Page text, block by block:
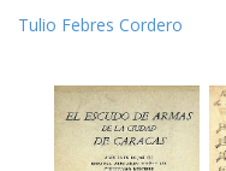
Tulio Febres Cordero